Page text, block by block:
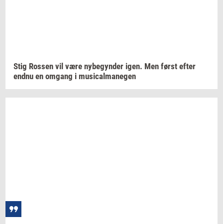
Stig Ros­sen vil være ny­be­gyn­der igen. Men først efter
endnu en om­gang i mu­si­cal­ma­ne­gen